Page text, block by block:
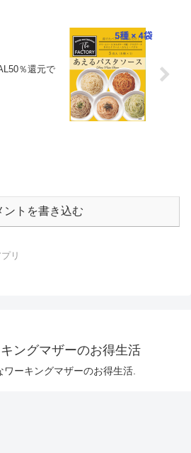
％還元で
ントを書き込む
リ
ングマザーのお得生活
ーキングマザーのお得生活.